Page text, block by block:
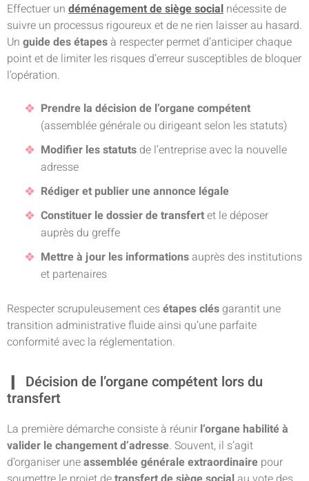
Effectuer un déménagement de siège social nécessite de
suivre un processus rigoureux et de ne rien laisser au hasard.
Un guide des étapes à respecter permet d’anticiper chaque
point et de limiter les risques d’erreur susceptibles de bloquer
l’opération.
Prendre la décision de l’organe compétent
(assemblée générale ou dirigeant selon les statuts)
Modifier les statuts de l’entreprise avec la nouvelle
adresse
Rédiger et publier une annonce légale
Constituer le dossier de transfertet le déposer
auprès du greffe
Mettre à jour les informations auprès des institutions
et partenaires
Respecter scrupuleusement cesétapes clés garantit une
transition administrative fluide ainsi qu’une parfaite
conformité avec la réglementation.
Décision de l’organe compétent lors du
transfert
La première démarche consiste à réunir l’organe habilité à
valider le changement d’adresse. Souvent, il s’agit
d’organiser uneassemblée générale extraordinaire pour